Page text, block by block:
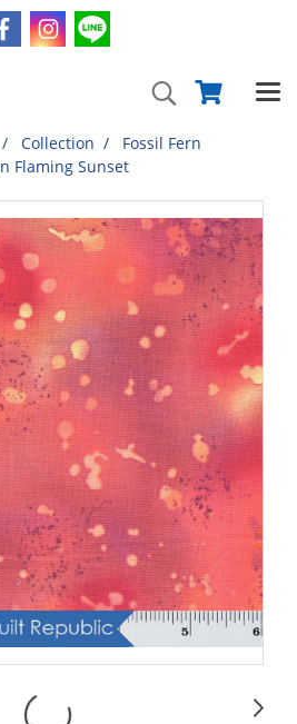
Collection
Fossil Fern
Flaming Sunset